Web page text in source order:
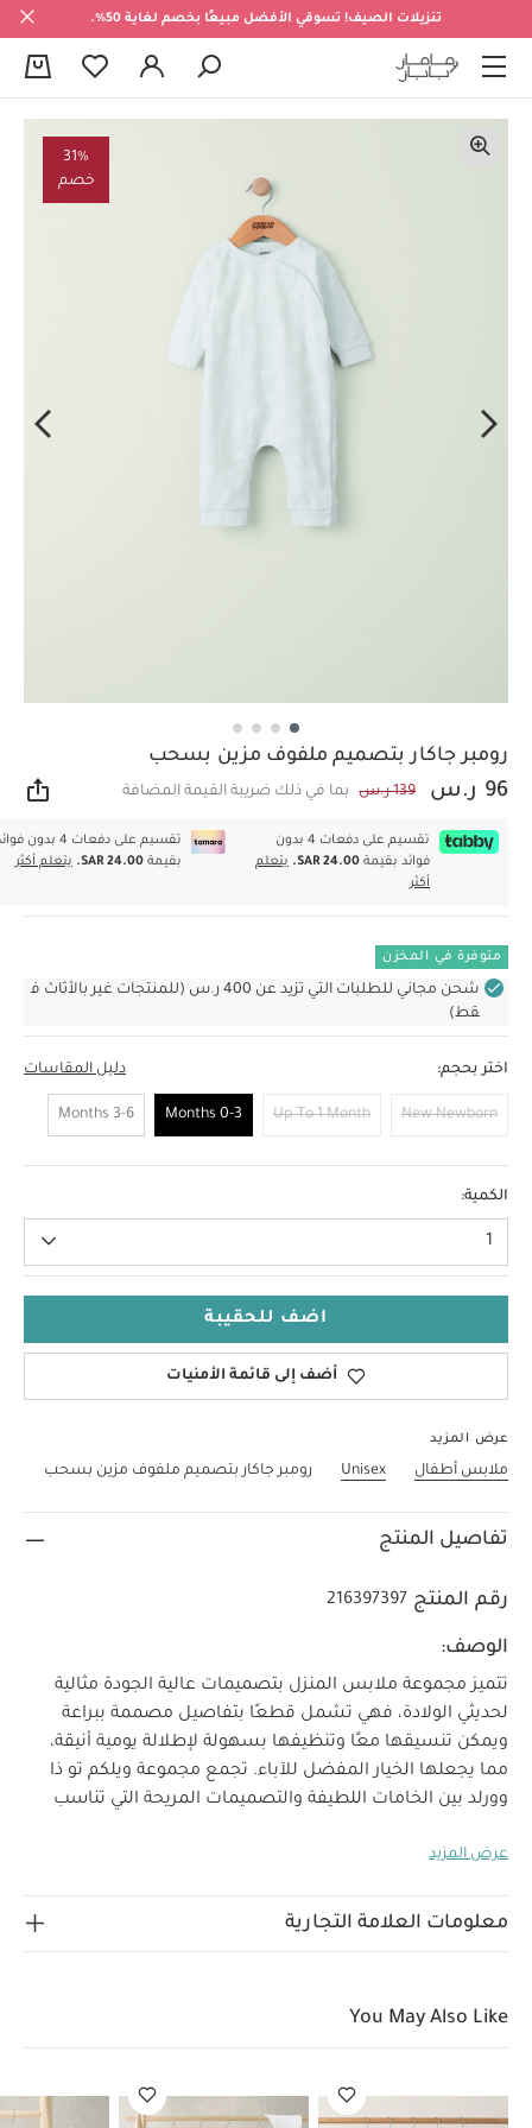
تنزيلات الصيف! تسوقي الأفضل مبيعًا بخصم لغاية 50%.
31%
خصم
رومبر جاكار بتصميم ملفوف مزين بسحب
96 ر.س 139 ر.س بما في ذلك ضريبة القيمة المضافة
تقسيم على دفعات 4 بدون
فوائد بقيمة SAR 24.00.
يتعلم
أكثر
تقسيم على دفعات 4 بدون
بقيمةSAR 24.00. يتعلم أكثر
متوفرة في المخزن
شحن مجاني للطلبات التي تزيد عن 400 ر.س (للمنتجات غير بالأثاث ف
قط)
اختر بحجم: دليل المقاسات
New Newborn
Up To 1 Month
0-3 Months
3-6 Months
الكمية:
1
اضف للحقيبة
أضف إلى قائمة الأمنيات
عرض المزيد
ملابس أطفال Unisex رومبر جاكار بتصميم ملفوف مزين بسحب
تفاصيل المنتج
رقم المنتج 216397397
الوصف:
تتميز مجموعة ملابس المنزل بتصميمات عالية الجودة مثالية
لحديثي الولادة، فهي تشمل قطعًا بتفاصيل مصممة ببراعة
ويمكن تنسيقها معًا وتنظيفها بسهولة لإطلالة يومية أنيقة،
مما يجعلها الخيار المفضل للآباء. تجمع مجموعة ويلكم تو ذا
وورلد بين الخامات اللطيفة والتصميمات المريحة التي تناسب
وفاخرة إلى إطلالة طفلك، فهو مصنوع من قماش جاكار
الارتداء والتغيير.خصائص المنتج:
غسل على درجة حرارة 40 درجة مئوية
ممنوع استخدام
المبيضات
تجفيف على درجة حرارة منخفضة
كيّ على درجة
عرض المزيد
معلومات العلامة التجارية
You May Also Like